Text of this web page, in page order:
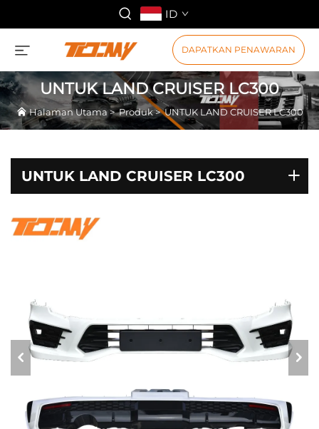
ID
DAPATKAN PENAWARAN
UNTUK LAND CRUISER LC300
Halaman Utama>Produk>UNTUK LAND CRUISER LC300
UNTUK LAND CRUISER LC300